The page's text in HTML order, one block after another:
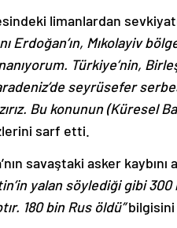
limanlardan
Erdoğan’ın, Mıkolayiv
Türkiye’nin,
seyrüsefer
Bu konunun (Küresel
sarf etti.
savaştaki asker kaybını
yalan söylediği gibi
180 bin Rus öldü”bilgisini